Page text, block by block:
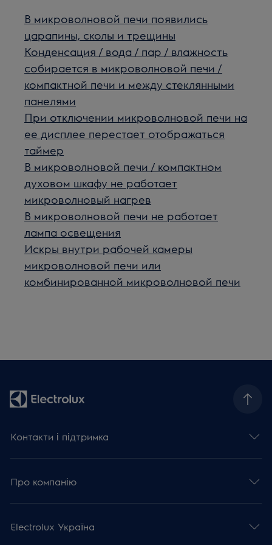
В микроволновой печи появились
царапины, сколы и трещины
Конденсация / вода / пар / влажность
собирается в микроволновой печи /
компактной печи и между стеклянными
панелями
При отключении микроволновой печи на
ее дисплее перестает отображаться
таймер
В микроволновой печи / компактном
духовом шкафу не работает
микроволновый нагрев
В микроволновой печи не работает
лампа освещения
Искры внутри рабочей камеры
микроволновой печи или
комбинированной микроволновой печи
Контакти і підтримка
Про компанію
Electrolux Україна